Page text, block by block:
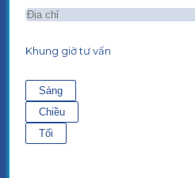
Khung giờ tư vấn
Sáng
Chiều
Tối